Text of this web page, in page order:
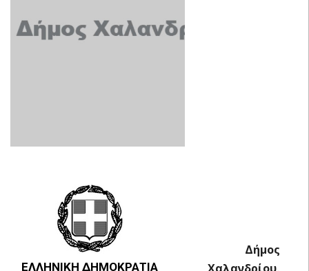
ΕΛΛΗΝΙΚΗ ΔΗΜΟΚΡΑΤΙΑ
Δήμος